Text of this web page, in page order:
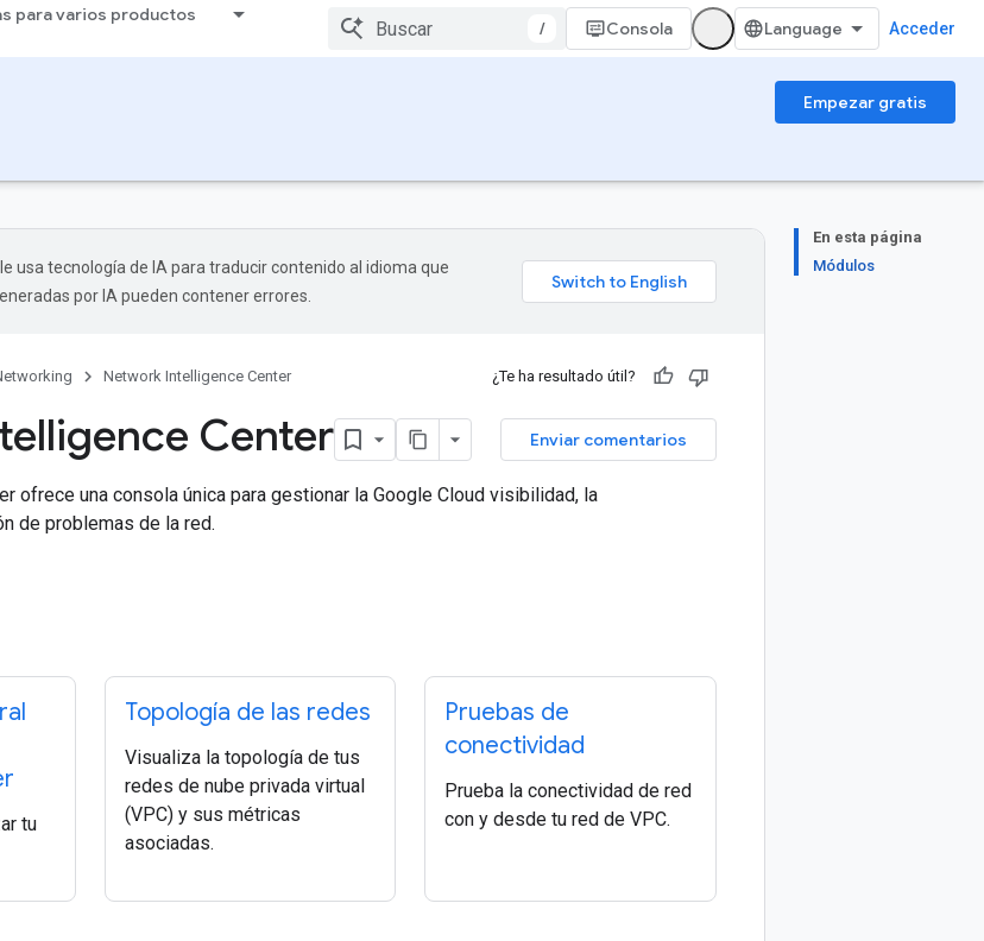
para varios productos
/ Consola Acceder
Empezar gratis
En esta página
Módulos
usa tecnología de IA para traducir contenido al idioma que
por IA pueden contener errores.
Network Intelligence Center ¿Te ha resultado útil?
Enviar comentarios
Center
ofrece una consola única para gestionar la Google Cloud visibilidad, la
de problemas de la red.
tu
Topología de las redes
Visualiza la topología de tus
redes de nube privada virtual
(VPC) y sus métricas
asociadas.
Pruebas de
conectividad
Prueba la conectividad de red
con y desde tu red de VPC.